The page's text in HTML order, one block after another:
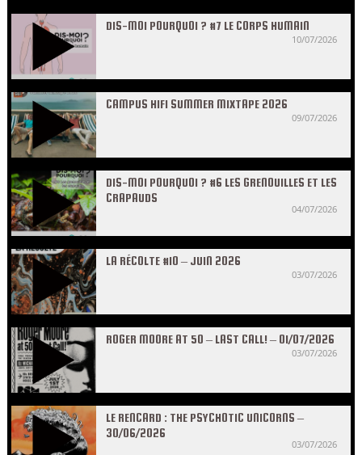
DIS-MOI POURQUOI ? #7 LE CORPS HUMAIN
10/07/2026
CAMPUS HIFI SUMMER MIXTAPE 2026
09/07/2026
DIS-MOI POURQUOI ? #6 LES GRENOUILLES ET LES
CRAPAUDS
04/07/2026
LA RÉCOLTE #10 – JUIN 2026
03/07/2026
ROGER MOORE AT 50 – LAST CALL! – 01/07/2026
03/07/2026
LE RENCARD : THE PSYCHOTIC UNICORNS –
30/06/2026
03/07/2026